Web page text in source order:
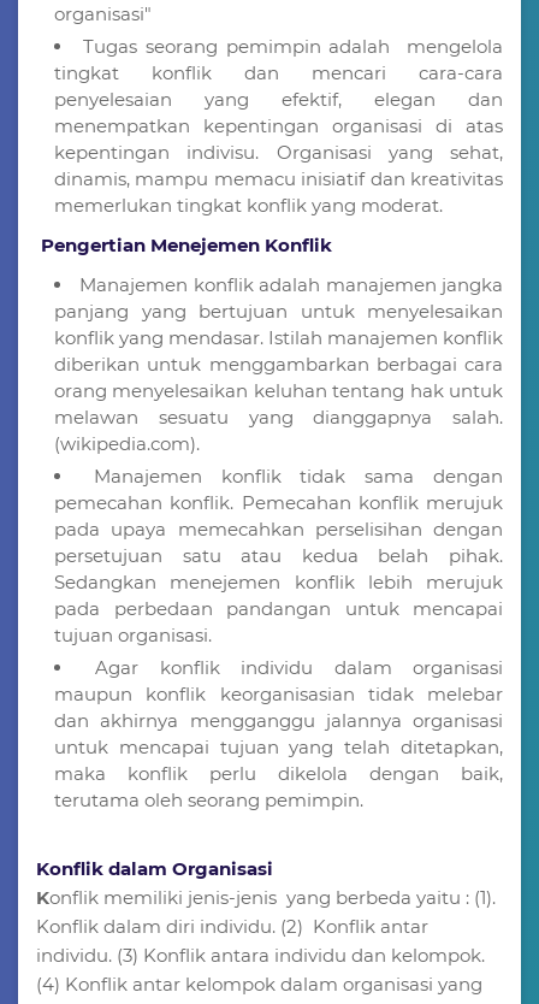
organisasi"
Tugas seorang pemimpin adalah mengelola
tingkat konflik dan mencari cara-cara
penyelesaian yang efektif, elegan dan
menempatkan kepentingan organisasi di atas
kepentingan indivisu. Organisasi yang sehat,
dinamis, mampu memacu inisiatif dan kreativitas
memerlukan tingkat konflik yang moderat.
Pengertian Menejemen Konflik
Manajemen konflik adalah manajemen jangka
panjang yang bertujuan untuk menyelesaikan
konflik yang mendasar. Istilah manajemen konflik
diberikan untuk menggambarkan berbagai cara
orang menyelesaikan keluhan tentang hak untuk
melawan sesuatu yang dianggapnya salah.
(wikipedia.com).
Manajemen konflik tidak sama dengan
pemecahan konflik. Pemecahan konflik merujuk
pada upaya memecahkan perselisihan dengan
persetujuan satu atau kedua belah pihak.
Sedangkan menejemen konflik lebih merujuk
pada perbedaan pandangan untuk mencapai
tujuan organisasi.
Agar konflik individu dalam organisasi
maupun konflik keorganisasian tidak melebar
dan akhirnya mengganggu jalannya organisasi
untuk mencapai tujuan yang telah ditetapkan,
maka konflik perlu dikelola dengan baik,
terutama oleh seorang pemimpin.
Konflik dalam Organisasi
Konflik memiliki jenis-jenis yang berbeda yaitu : (1).
Konflik dalam diri individu. (2) Konflik antar
individu. (3) Konflik antara individu dan kelompok.
(4) Konflik antar kelompok dalam organisasi yang